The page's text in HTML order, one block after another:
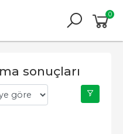
0
sonuçları